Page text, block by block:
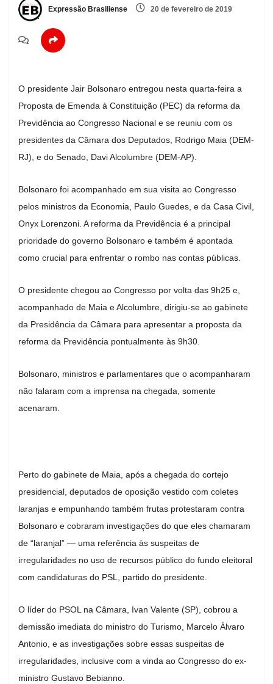
Expressão Brasiliense 20 de fevereiro de 2019
O presidente Jair Bolsonaro entregou nesta quarta-feira a
Proposta de Emenda à Constituição (PEC) da reforma da
Previdência ao Congresso Nacional e se reuniu com os
presidentes da Câmara dos Deputados, Rodrigo Maia (DEM-
RJ), e do Senado, Davi Alcolumbre (DEM-AP).
Bolsonaro foi acompanhado em sua visita ao Congresso
pelos ministros da Economia, Paulo Guedes, e da Casa Civil,
Onyx Lorenzoni. A reforma da Previdência é a principal
prioridade do governo Bolsonaro e também é apontada
como crucial para enfrentar o rombo nas contas públicas.
O presidente chegou ao Congresso por volta das 9h25 e,
acompanhado de Maia e Alcolumbre, dirigiu-se ao gabinete
da Presidência da Câmara para apresentar a proposta da
reforma da Previdência pontualmente às 9h30.
Bolsonaro, ministros e parlamentares que o acompanharam
não falaram com a imprensa na chegada, somente
acenaram.
Perto do gabinete de Maia, após a chegada do cortejo
presidencial, deputados de oposição vestido com coletes
laranjas e empunhando também frutas protestaram contra
Bolsonaro e cobraram investigações do que eles chamaram
de “laranjal” — uma referência às suspeitas de
irregularidades no uso de recursos público do fundo eleitoral
com candidaturas do PSL, partido do presidente.
O líder do PSOL na Câmara, Ivan Valente (SP), cobrou a
demissão imediata do ministro do Turismo, Marcelo Álvaro
Antonio, e as investigações sobre essas suspeitas de
irregularidades, inclusive com a vinda ao Congresso do ex-
ministro Gustavo Bebianno.